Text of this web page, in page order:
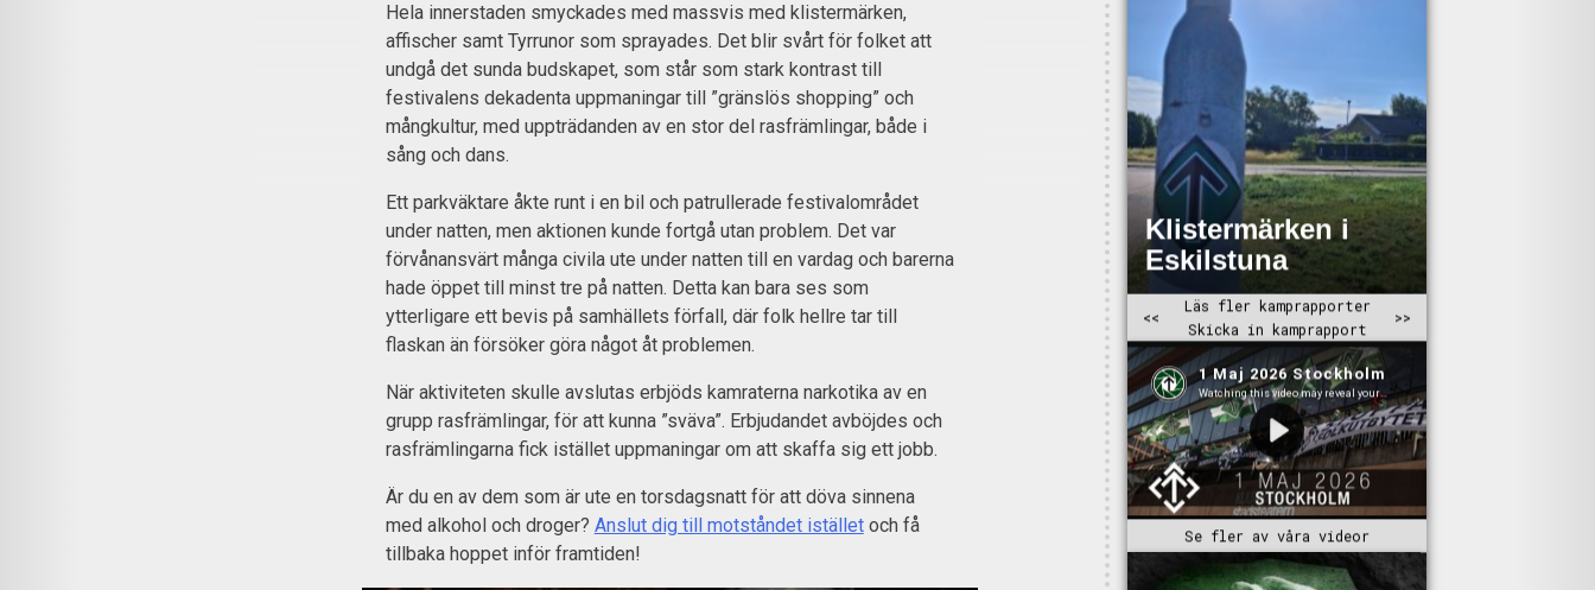
Hela innerstaden smyckades med massvis med klistermärken,
affischer samt Tyrrunor som sprayades. Det blir svårt för folket att
undgå det sunda budskapet, som står som stark kontrast till
festivalens dekadenta uppmaningar till ”gränslös shopping” och
mångkultur, med uppträdanden av en stor del rasfrämlingar, både i
sång och dans.
Ett parkväktare åkte runt i en bil och patrullerade festivalområdet
under natten, men aktionen kunde fortgå utan problem. Det var
förvånansvärt många civila ute under natten till en vardag och barerna
hade öppet till minst tre på natten. Detta kan bara ses som
ytterligare ett bevis på samhällets förfall, där folk hellre tar till
flaskan än försöker göra något åt problemen.
När aktiviteten skulle avslutas erbjöds kamraterna narkotika av en
grupp rasfrämlingar, för att kunna ”sväva”. Erbjudandet avböjdes och
rasfrämlingarna fick istället uppmaningar om att skaffa sig ett jobb.
Är du en av dem som är ute en torsdagsnatt för att döva sinnena
med alkohol och droger? Anslut dig till motståndet iställetoch få
tillbaka hoppet inför framtiden!
Se fler av våra videor